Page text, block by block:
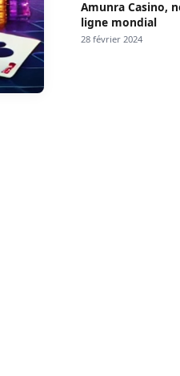
Amunra Casino,
ligne mondial
28 février 2024